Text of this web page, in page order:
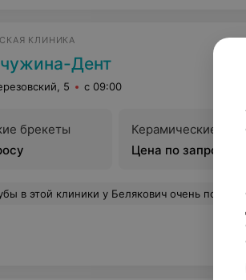
КЛИНИКА
Дент
5 с 09:00
брекеты
Керамические
Цена по запросу
клиники у Белякович очень понравилось хоть и зубных дел